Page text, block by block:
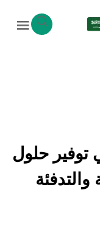
حلول
والتدفئة